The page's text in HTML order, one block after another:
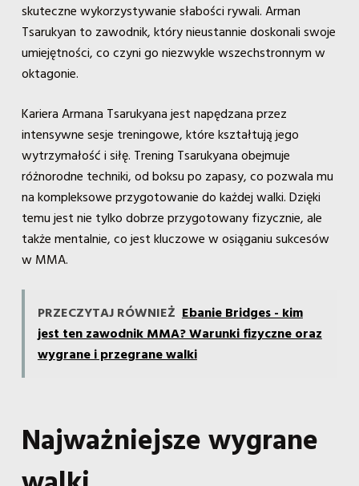
skuteczne wykorzystywanie słabości rywali. Arman
Tsarukyan to zawodnik, który nieustannie doskonali swoje
umiejętności, co czyni go niezwykle wszechstronnym w
oktagonie.
Kariera Armana Tsarukyana jest napędzana przez
intensywne sesje treningowe, które kształtują jego
wytrzymałość i siłę. Trening Tsarukyana obejmuje
różnorodne techniki, od boksu po zapasy, co pozwala mu
na kompleksowe przygotowanie do każdej walki. Dzięki
temu jest nie tylko dobrze przygotowany fizycznie, ale
także mentalnie, co jest kluczowe w osiąganiu sukcesów
w MMA.
PRZECZYTAJ RÓWNIEŻ Ebanie Bridges - kim
jest ten zawodnik MMA? Warunki fizyczne oraz
wygrane i przegrane walki
Najważniejsze wygrane